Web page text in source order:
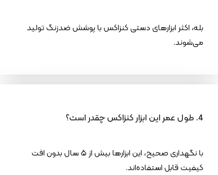
بله، اکثر ابزارهای دستی کنزاکس با پوشش ضدزنگ تولید
می‌شوند.
4. طول عمر این ابزار کنزاکس چقدر است؟
با نگهداری صحیح، این ابزارها بیش از ۵ سال بدون افت
کیفیت قابل استفاده‌اند.